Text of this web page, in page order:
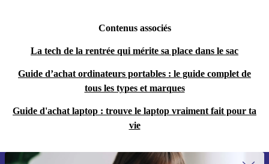
Contenus associés
La tech de la rentrée qui mérite sa place dans le sac
Guide d’achat ordinateurs portables : le guide complet de
tous les types et marques
Guide d'achat laptop : trouve le laptop vraiment fait pour ta
vie